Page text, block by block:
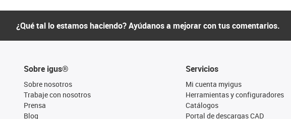
¿Qué tal lo estamos haciendo? Ayúdanos a mejorar con tus comentarios.
Sobre igus®
Sobre nosotros
Trabaje con nosotros
Prensa
Blog
Servicios
Mi cuenta myigus
Herramientas y configuradores
Catálogos
Portal de descargas CAD